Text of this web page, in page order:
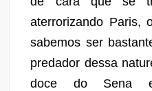
aterrorizando Paris,
sabemos ser
predador dessa
doce do Sena e